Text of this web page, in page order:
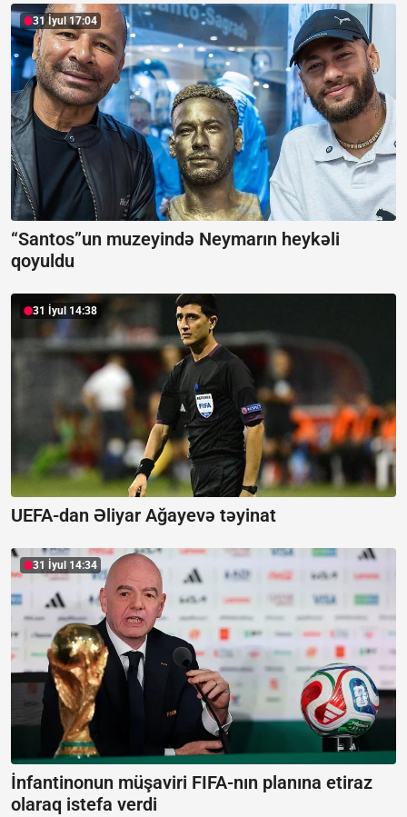
31 İyul 17:04
“Santos”un muzeyində Neymarın heykəli
qoyuldu
31 İyul 14:38
UEFA-dan Əliyar Ağayevə təyinat
31 İyul 14:34
İnfantinonun müşaviri FIFA-nın planına etiraz
olaraq istefa verdi